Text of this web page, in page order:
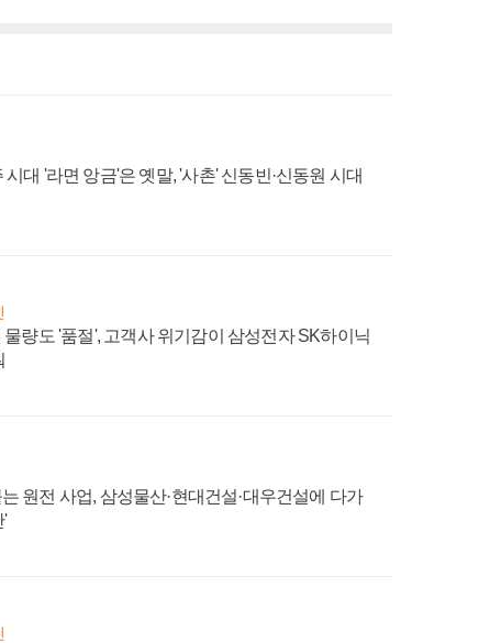
시대 '라면 앙금'은 옛말, '사촌' 신동빈·신동원 시대
물량도 '품절', 고객사 위기감이 삼성전자 SK하이닉
원전 사업, 삼성물산·현대건설·대우건설에 다가
'